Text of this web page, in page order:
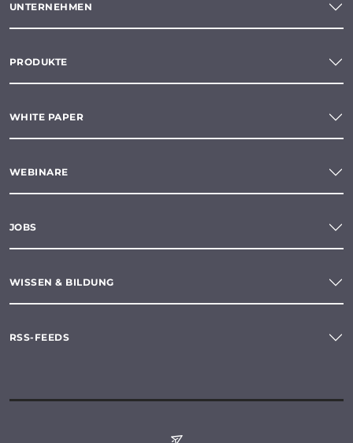
UNTERNEHMEN
PRODUKTE
WHITE PAPER
WEBINARE
JOBS
WISSEN & BILDUNG
RSS-FEEDS